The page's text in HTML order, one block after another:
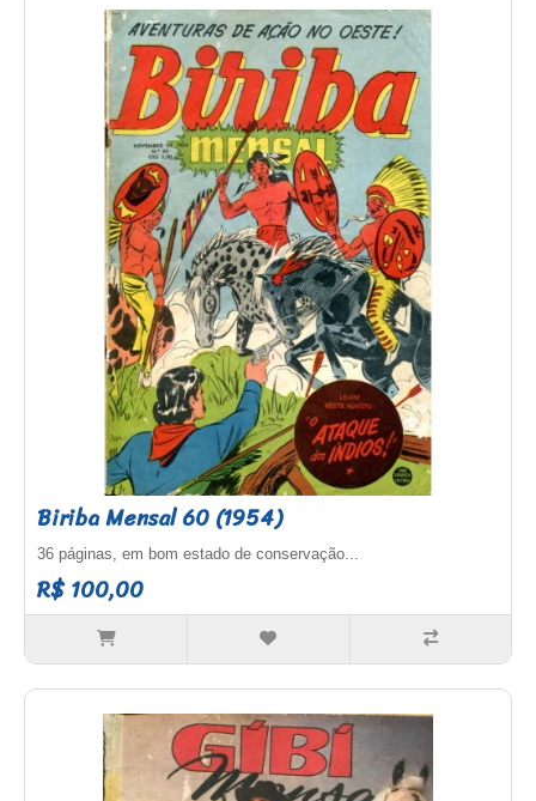
Biriba Mensal 60 (1954)
36 páginas, em bom estado de conservação...
R$ 100,00